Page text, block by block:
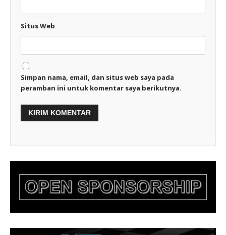
Situs Web
Simpan nama, email, dan situs web saya pada
peramban ini untuk komentar saya berikutnya.